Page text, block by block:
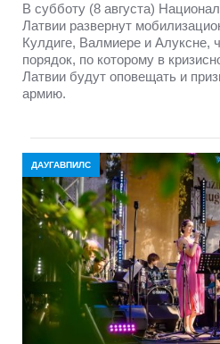
В субботу (8 августа)
Латвии развернут
Кулдиге, Валмиере и Алуксне,
порядок, по которому в
Латвии будут оповещать и
армию.
ДАУГАВПИЛС